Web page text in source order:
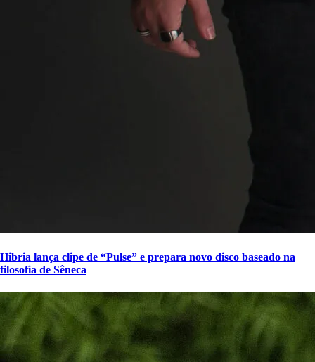
Hibria lança clipe de “Pulse” e prepara novo disco baseado na
filosofia de Sêneca